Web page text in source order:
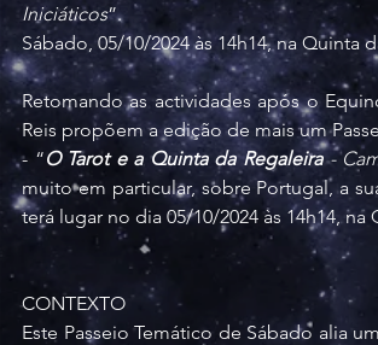
Iniciáticos”.
Sábado, 05/10/2024 às 14h14, na Quinta
Retomando as actividades após o
Reis propõem a edição de mais um
- “O Tarot e a Quinta da Regaleira -
muito em particular, sobre Portugal, a
terá lugar no dia 05/10/2024 às 14h14, na
CONTEXTO
Este Passeio Temático de Sábado alia